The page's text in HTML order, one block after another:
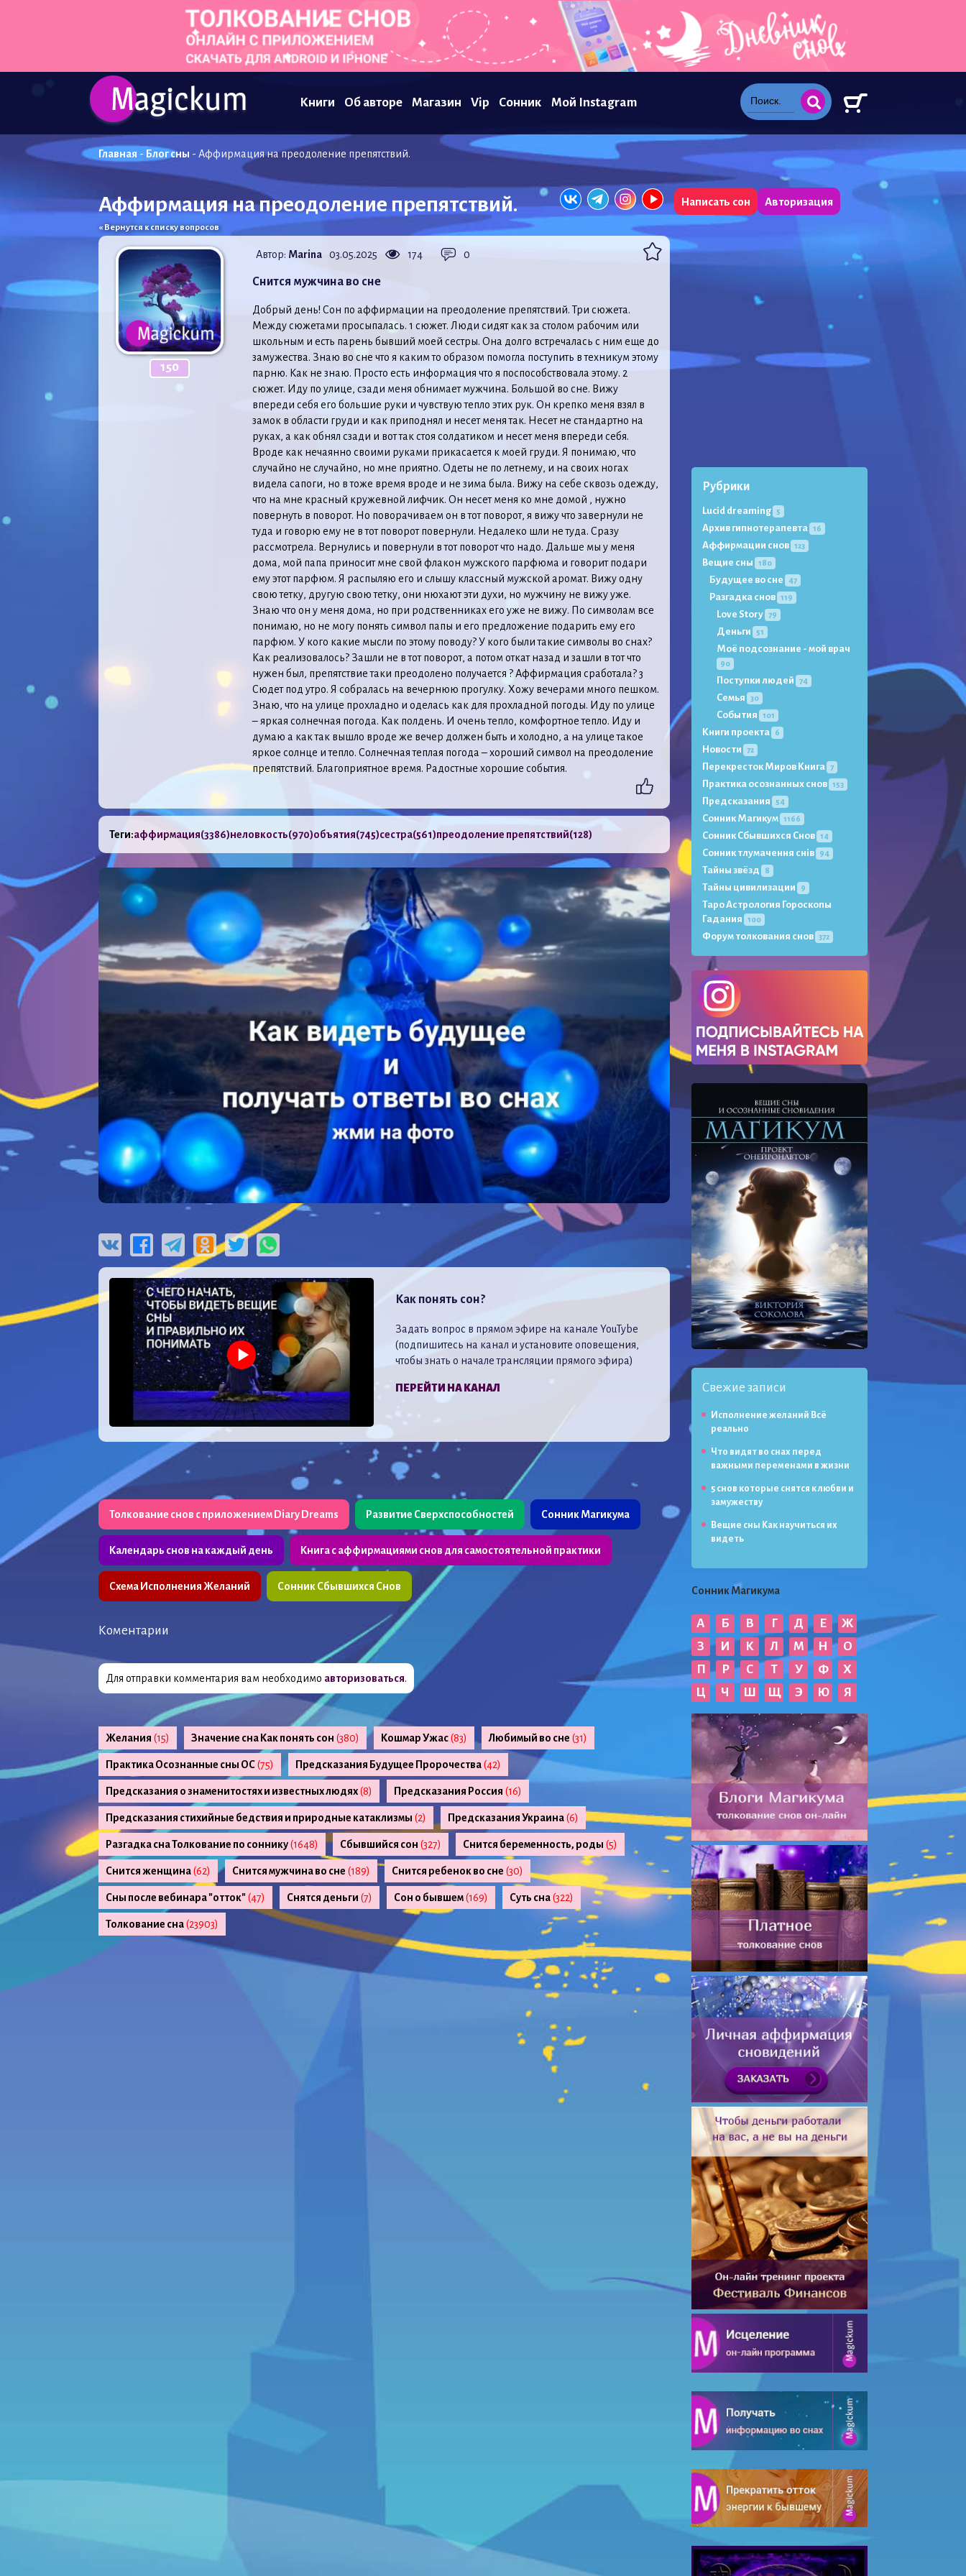
Книги Об авторе Магазин Vip Сонник Мой Instagram
Главная - Блог сны - Аффирмация на преодоление препятствий.
Аффирмация на преодоление препятствий.
« Вернутся к списку вопросов
Написать сон Авторизация
150
Автор: Marina 03.05.2025 174 0
Снится мужчина во сне
Добрый день! Сон по аффирмации на преодоление препятствий. Три сюжета.
Между сюжетами просыпалась. 1 сюжет. Люди сидят как за столом рабочим или
школьным и есть парень бывший моей сестры. Она долго встречалась с ним еще до
замужества. Знаю во сне что я каким то образом помогла поступить в техникум этому
парню. Как не знаю. Просто есть информация что я поспособствовала этому. 2
сюжет. Иду по улице, сзади меня обнимает мужчина. Большой во сне. Вижу
впереди себя его большие руки и чувствую тепло этих рук. Он крепко меня взял в
замок в области груди и как приподнял и несет меня так. Несет не стандартно на
руках, а как обнял сзади и вот так стоя солдатиком и несет меня впереди себя.
Вроде как нечаянно своими руками прикасается к моей груди. Я понимаю, что
случайно не случайно, но мне приятно. Одеты не по летнему, и на своих ногах
видела сапоги, но в тоже время вроде и не зима была. Вижу на себе сквозь одежду,
что на мне красный кружевной лифчик. Он несет меня ко мне домой , нужно
повернуть в поворот. Но поворачиваем он в тот поворот, я вижу что завернули не
туда и говорю ему не в тот поворот повернули. Недалеко шли не туда. Сразу
рассмотрела. Вернулись и повернули в тот поворот что надо. Дальше мы у меня
дома, мой папа приносит мне свой флакон мужского парфюма и говорит подари
ему этот парфюм. Я распыляю его и слышу классный мужской аромат. Вижу одну
свою тетку, другую свою тетку, они нюхают эти духи, но мужчину не вижу уже.
Знаю что он у меня дома, но при родственниках его уже не вижу. По символам все
понимаю, но не могу понять символ папы и его предложение подарить ему его
парфюм. У кого какие мысли по этому поводу? У кого были такие символы во снах?
Как реализовалось? Зашли не в тот поворот, а потом откат назад и зашли в тот что
нужен был, препятствие таки преодолено получается ? Аффирмация сработала? 3
Сюдет под утро. Я собралась на вечернюю прогулку. Хожу вечерами много пешком.
Знаю, что на улице прохладно и оделась как для прохладной погоды. Иду по улице
– яркая солнечная погода. Как полдень. И очень тепло, комфортное тепло. Иду и
думаю а как так вышло вроде же вечер должен быть и холодно, а на улице такое
яркое солнце и тепло. Солнечная теплая погода – хороший символ на преодоление
препятствий. Благоприятное время. Радостные хорошие события.
Теги:аффирмация(3386)неловкость(970)объятия(745)сестра(561)преодоление препятствий(128)
Как понять сон?
Задать вопрос в прямом эфире на канале YouTybe
(подпишитесь на канал и установите оповещения,
чтобы знать о начале трансляции прямого эфира)
ПЕРЕЙТИ НА КАНАЛ
Толкование снов с приложением Diary Dreams Развитие Сверхспособностей Сонник Магикума
Календарь снов на каждый день Книга с аффирмациями снов для самостоятельной практики
Схема Исполнения Желаний Сонник Сбывшихся Снов
Коментарии
Для отправки комментария вам необходимо авторизоваться.
Желания (15) Значение сна Как понять сон (380) Кошмар Ужас(83) Любимый во сне (31)
Практика Осознанные сны ОС(75) Предсказания Будущее Пророчества(42)
Предсказания о знаменитостях и известных людях(8) Предсказания Россия (16)
Предсказания стихийные бедствия и природные катаклизмы (2) Предсказания Украина(6)
Разгадка сна Толкование по соннику(1648) Сбывшийся сон (327) Снится беременность, роды (5)
Снится женщина(62) Снится мужчина во сне (189) Снится ребенок во сне (30)
Сны после вебинара "отток"(47) Снятся деньги (7) Сон о бывшем(169) Суть сна(322)
Толкование сна(23903)
Рубрики
Lucid dreaming 5
Архив гипнотерапевта 16
Аффирмации снов 123
Вещие сны 180
Будущее во сне 47
Разгадка снов 119
Love Story 79
Деньги 51
Моё подсознание - мой врач
90
Поступки людей 74
Семья 30
События 101
Книги проекта 6
Новости 72
Перекресток Миров Книга 7
Практика осознанных снов 153
Предсказания 54
Сонник Магикум 1166
Сонник Сбывшихся Снов 14
Сонник тлумачення снів 94
Тайны звёзд 8
Тайны цивилизации 9
Таро Астрология Гороскопы
Гадания
100
Форум толкования снов 372
Свежие записи
Исполнение желаний Всё
реально
Что видят во снах перед
важными переменами в жизни
5 снов которые снятся к любви и
замужеству
Вещие сны Как научиться их
видеть
Сонник Магикума
А Б В Г Д Е
Ж
З
И К Л М Н
О
П
Р С Т У Ф
Х
Ц
Ч Ш Щ Э Ю Я